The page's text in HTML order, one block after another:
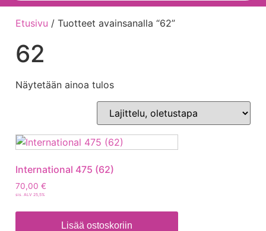
Etusivu / Tuotteet avainsanalla “62”
62
Näytetään ainoa tulos
International 475 (62)
70,00 €
sis. ALV 25,5%
Lisää ostoskoriin